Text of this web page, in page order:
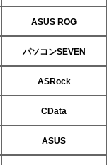
ASUS ROG
パソコンSEVEN
ASRock
CData
ASUS